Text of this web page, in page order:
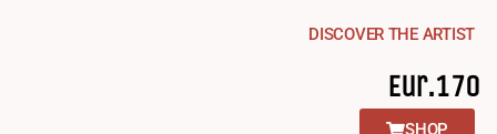
DISCOVER THE ARTIST
Eur.170
SHOP